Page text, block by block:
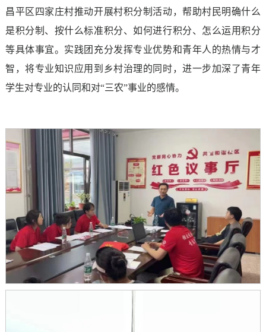
昌平区四家庄村推动开展村积分制活动，帮助村民明确什么
是积分制、按什么标准积分、如何进行积分、怎么运用积分
等具体事宜。实践团充分发挥专业优势和青年人的热情与才
智，将专业知识应用到乡村治理的同时，进一步加深了青年
学生对专业的认同和对“三农”事业的感情。